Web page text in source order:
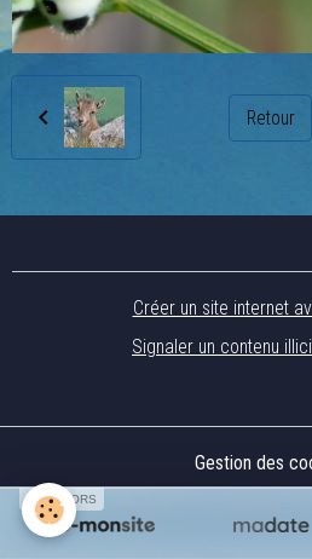
Retour
Créer un site internet
Signaler un contenu
Gestion des
SPONSORS